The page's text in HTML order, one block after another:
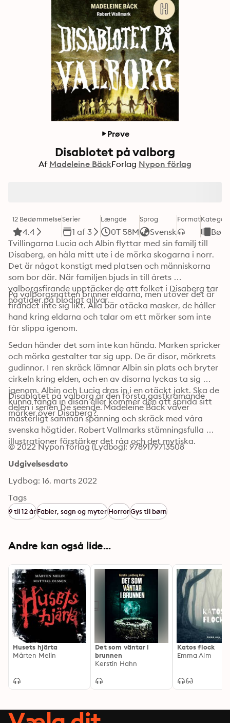
Prøve
Disablotet på valborg
Af Madeleine BäckForlag Nypon förlag
12 Bedømmelse
4.4
Serier
1 af 3
Længde
0T 58M
Sprog
Svensk
FormatKategori
Tvillingarna Lucia och Albin flyttar med sin familj till
Disaberg, en håla mitt ute i de mörka skogarna i norr.
Det är något konstigt med platsen och människorna
som bor där. När familjen bjuds in till årets
valborgsfirande upptäcker de att folket i Disaberg tar
högtider på blodigt allvar.
På valborgsnatten brinner eldarna, men utöver det är
firandet inte sig likt. Alla bär otäcka masker, de håller
hand kring eldarna och talar om ett mörker som inte
får slippa igenom.
Sedan händer det som inte kan hända. Marken spricker
och mörka gestalter tar sig upp. De är disor, mörkrets
gudinnor. I ren skräck lämnar Albin sin plats och bryter
cirkeln kring elden, och en av disorna lyckas ta sig
igenom. Albin och Lucia dras in i en otäckt jakt. Ska de
kunna fånga in disan eller kommer den att sprida sitt
mörker över Disaberg?
Disablotet på valborg är den första gastkramande
delen i serien De seende. Madeleine Bäck väver
mästerligt samman spänning och skräck med våra
svenska högtider. Robert Vallmarks stämningsfulla
illustrationer förstärker det råa och det mytiska.
© 2022 Nypon förlag (Lydbog): 9789179713508
Udgivelsesdato
Lydbog: 16. marts 2022
Tags
9 til 12 årFabler, sagn og myterHorrorGys til børn
Andre kan også lide...
Husets hjärta
Mårten Melin
Det som väntar i
brunnen
Kerstin Hahn
Katos flock
Emma Alm